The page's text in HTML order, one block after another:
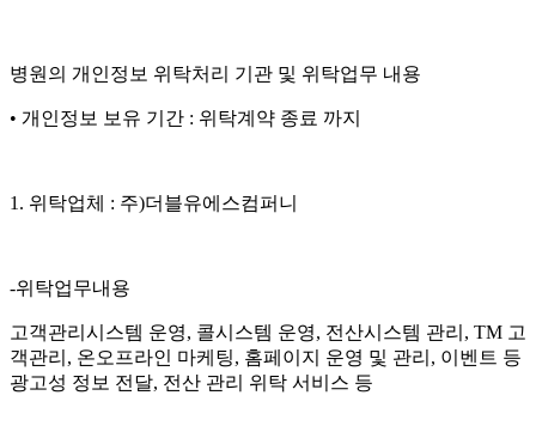
병원의 개인정보 위탁처리 기관 및 위탁업무 내용
• 개인정보 보유 기간 : 위탁계약 종료 까지
1. 위탁업체 : 주)더블유에스컴퍼니
-위탁업무내용
고객관리시스템 운영, 콜시스템 운영, 전산시스템 관리, TM 고
객관리, 온오프라인 마케팅, 홈페이지 운영 및 관리, 이벤트 등
광고성 정보 전달, 전산 관리 위탁 서비스 등